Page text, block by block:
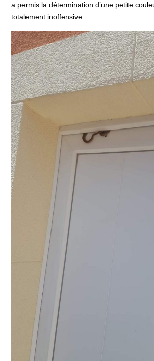
a permis la détermination d’une petite
totalement inoffensive.